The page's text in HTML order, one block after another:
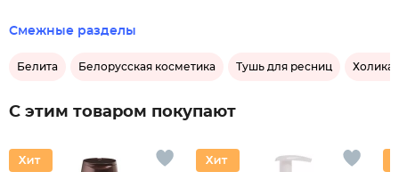
Смежные разделы
Белита Белорусская косметика Тушь для ресниц Холика
С этим товаром покупают